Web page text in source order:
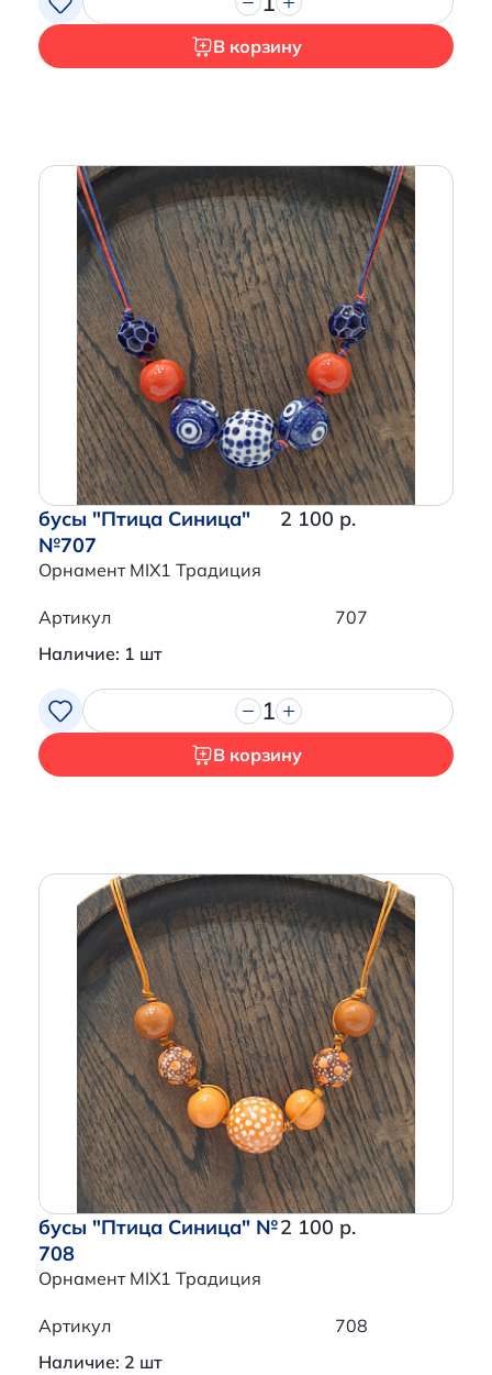
В корзину
бусы "Птица Синица"
№707
Орнамент MIX1 Традиция
2 100 р.
Артикул
707
Наличие: 1 шт
1
В корзину
бусы "Птица Синица" №
708
Орнамент MIX1 Традиция
2 100 р.
Артикул
708
Наличие: 2 шт